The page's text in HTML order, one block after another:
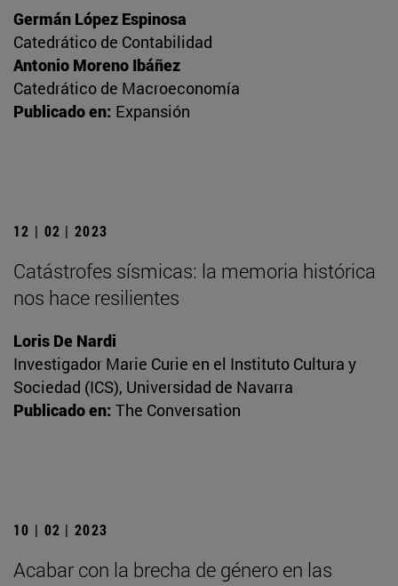
Germán López Espinosa
Catedrático de Contabilidad
Antonio Moreno Ibáñez
Catedrático de Macroeconomía
Publicado en: Expansión
12 | 02 | 2023
Catástrofes sísmicas: la memoria histórica
nos hace resilientes
Loris De Nardi
Investigador Marie Curie en el Instituto Cultura y
Sociedad (ICS), Universidad de Navarra
Publicado en: The Conversation
10 | 02 | 2023
Acabar con la brecha de género en las